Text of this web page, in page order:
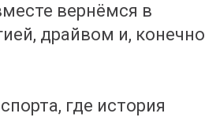
вернёмся в
драйвом и, конечно
где история